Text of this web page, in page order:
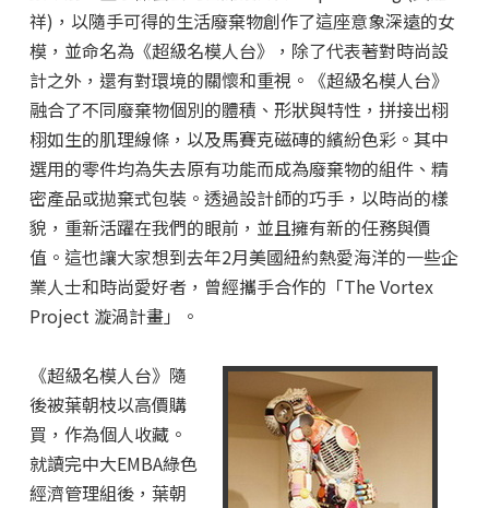
祥)，以隨手可得的生活廢棄物創作了這座意象深遠的女
模，並命名為《超級名模人台》，除了代表著對時尚設
計之外，還有對環境的關懷和重視。《超級名模人台》
融合了不同廢棄物個別的體積、形狀與特性，拼接出栩
栩如生的肌理線條，以及馬賽克磁磚的繽紛色彩。其中
選用的零件均為失去原有功能而成為廢棄物的組件、精
密產品或拋棄式包裝。透過設計師的巧手，以時尚的樣
貌，重新活躍在我們的眼前，並且擁有新的任務與價
值。這也讓大家想到去年2月美國紐約熱愛海洋的一些企
業人士和時尚愛好者，曾經攜手合作的「The Vortex
Project 漩渦計畫」。
《超級名模人台》隨
後被葉朝枝以高價購
買，作為個人收藏。
就讀完中大EMBA綠色
經濟管理組後，葉朝